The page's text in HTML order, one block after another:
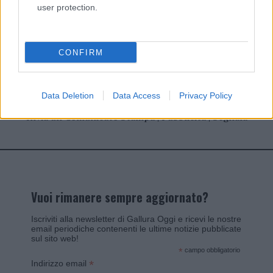
user protection.
CONFIRM
Data Deletion Data Access Privacy Policy
Giovannimaria Cabras
Invia un Comunicato Stampa|Pubblicità|Segnala
Vuoi rimanere sempre aggiornato?
Iscriviti alla newsletter di Gallura Oggi e ricevi le nostre
email periodiche contenenti le ultime notizie pubblicate
sul sito web!
* campo obbligatorio
Indirizzo email *